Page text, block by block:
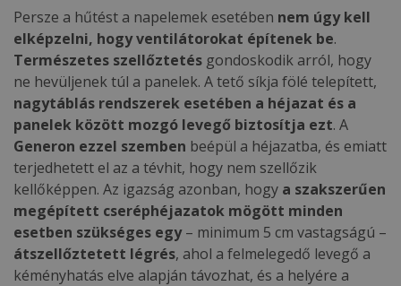
Persze a hűtést a napelemek esetében nem úgy kell
elképzelni, hogy ventilátorokat építenek be.
Természetes szellőztetés gondoskodik arról, hogy
ne hevüljenek túl a panelek. A tető síkja fölé telepített,
nagytáblás rendszerek esetében a héjazat és a
panelek között mozgó levegő biztosítja ezt. A
Generon ezzel szemben beépül a héjazatba, és emiatt
terjedhetett el az a tévhit, hogy nem szellőzik
kellőképpen. Az igazság azonban, hogy a szakszerűen
megépített cseréphéjazatok mögött minden
esetben szükséges egy– minimum 5 cm vastagságú –
átszellőztetett légrés, ahol a felmelegedő levegő a
kéményhatás elve alapján távozhat, és a helyére a